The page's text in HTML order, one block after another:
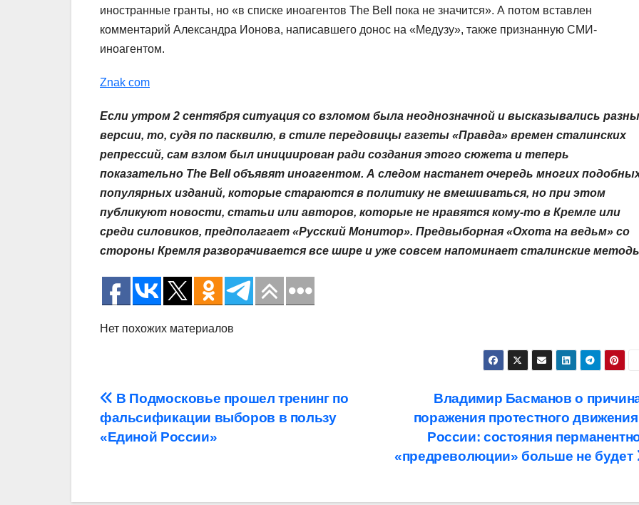
иностранные гранты, но «в списке иноагентов The Bell пока не значится». А потом вставлен
комментарий Александра Ионова, написавшего донос на «Медузу», также признанную СМИ-
иноагентом.
Znak com
Если утром 2 сентября ситуация со взломом была неоднозначной и высказывались
версии, то, судя по пасквилю, в стиле передовицы газеты «Правда» времен сталинских
репрессий, сам взлом был инициирован ради создания этого сюжета и теперь
показательно The Bell объявят иноагентом. А следом настанет очередь многих
популярных изданий, которые стараются в политику не вмешиваться, но при этом
публикуют новости, статьи или авторов, которые не нравятся кому-то в Кремле или
среди силовиков, предполагает «Русский Монитор». Предвыборная «Охота на ведьм» со
стороны Кремля разворачивается все шире и уже совсем напоминает сталинские
Нет похожих материалов
Навигация
по
Владимир Басманов о
поражения протестного
России: состояния
«предреволюции» больше не будет
В Подмосковье прошел тренинг по
фальсификации выборов в пользу
«Единой России»